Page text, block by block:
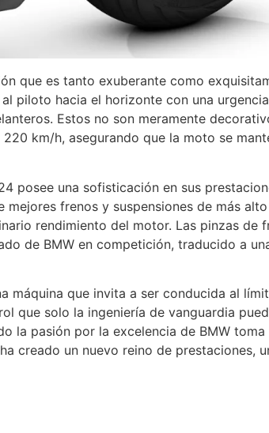
que es tanto exuberante como
piloto hacia el horizonte con una
Estos no son meramente
km/h, asegurando que la moto se
posee una sofisticación en sus
frenos y suspensiones de más
rendimiento del motor. Las pinzas de
de BMW en competición, traducido a
máquina que invita a ser conducida al
que solo la ingeniería de vanguardia
la pasión por la excelencia de BMW
creado un nuevo reino de prestaciones,